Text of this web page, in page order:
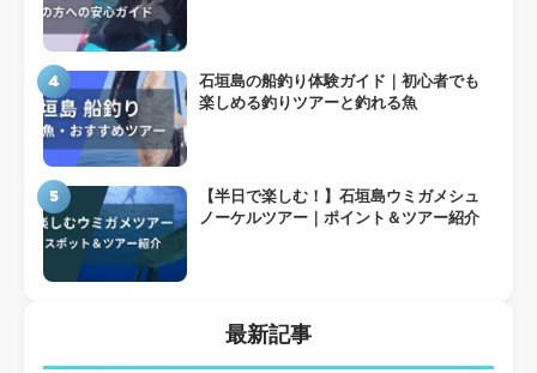
4
石垣島の船釣り体験ガイド｜初心者でも
楽しめる釣りツアーと釣れる魚
5
【半日で楽しむ！】石垣島ウミガメシュ
ノーケルツアー｜ポイント＆ツアー紹介
最新記事